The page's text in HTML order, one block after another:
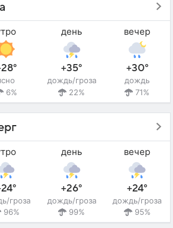
6%
день
+35°
дождь/гроза
22%
вечер
+30°
дождь
71%
гроза
96%
день
+26°
дождь/гроза
99%
вечер
+24°
дождь/гроза
95%